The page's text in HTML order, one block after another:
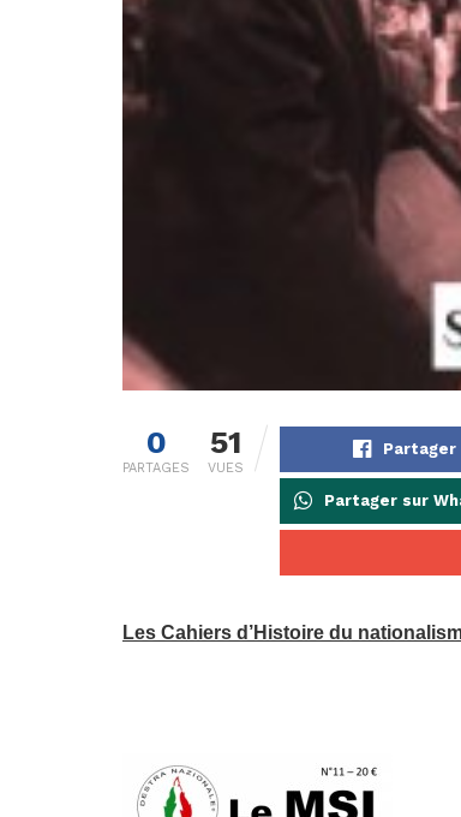
0
PARTAGES
51
VUES
Partager
Partager sur
Les Cahiers d’Histoire du